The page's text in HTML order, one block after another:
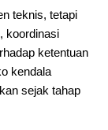
teknis, tetapi
koordinasi
ketentuan
kendala
sejak tahap